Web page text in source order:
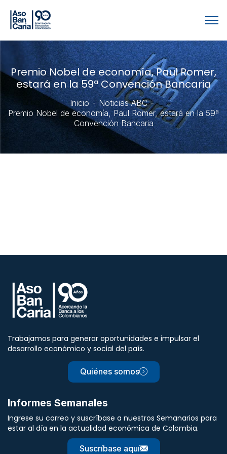
Premio Nobel de economía, Paul Romer,
estará en la 59ª Convención Bancaria
Inicio
Noticias ABC
Premio Nobel de economía, Paul Romer, estará en la 59ª
Convención Bancaria
Trabajamos para generar oportunidades e impulsar el
desarrollo económico y social del país.
Quiénes somos
Informes Semanales
Ingrese su correo y suscríbase a nuestros Semanarios para
estar al día en la actualidad económica de Colombia.
Suscríbase aquí